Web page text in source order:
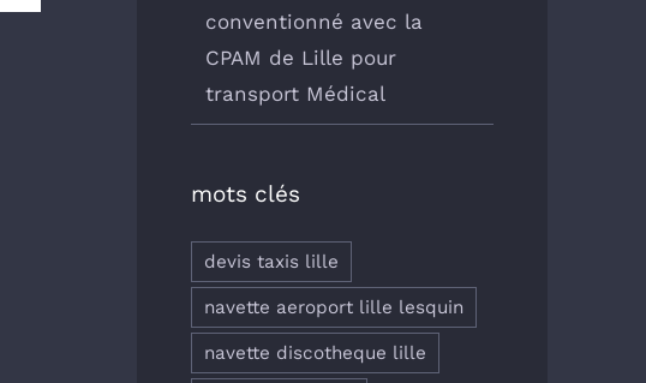
conventionné avec la
CPAM de Lille pour
transport Médical
mots clés
devis taxis lille
navette aeroport lille lesquin
navette discotheque lille